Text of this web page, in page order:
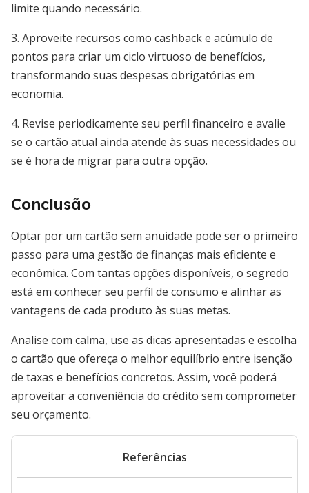
limite quando necessário.
3. Aproveite recursos como cashback e acúmulo de
pontos para criar um ciclo virtuoso de benefícios,
transformando suas despesas obrigatórias em
economia.
4. Revise periodicamente seu perfil financeiro e avalie
se o cartão atual ainda atende às suas necessidades ou
se é hora de migrar para outra opção.
Conclusão
Optar por um cartão sem anuidade pode ser o primeiro
passo para uma gestão de finanças mais eficiente e
econômica. Com tantas opções disponíveis, o segredo
está em conhecer seu perfil de consumo e alinhar as
vantagens de cada produto às suas metas.
Analise com calma, use as dicas apresentadas e escolha
o cartão que ofereça o melhor equilíbrio entre isenção
de taxas e benefícios concretos. Assim, você poderá
aproveitar a conveniência do crédito sem comprometer
seu orçamento.
Referências